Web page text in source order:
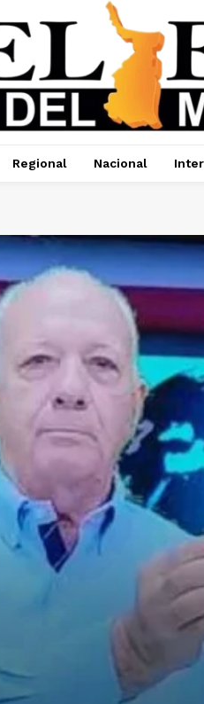
Regional Nacional